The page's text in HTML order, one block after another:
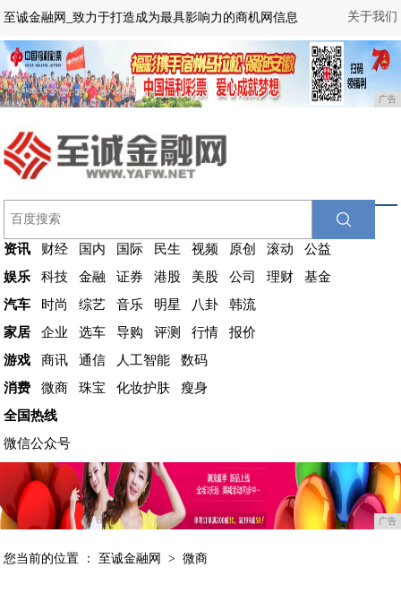
关于我们
至诚金融网_致力于打造成为最具影响力的商机网信息
广告
资讯 财经 国内 国际 民生 视频 原创 滚动
公益
娱乐
科技 金融 证券 港股 美股 公司 理财
基金
汽车
时尚 综艺 音乐 明星 八卦
韩流
家居
企业 选车 导购 评测 行情
报价
游戏
商讯 通信 人工智能
数码
消费
微商 珠宝 化妆护肤
瘦身
全国热线
微信公众号
广告
您当前的位置 ： 至诚金融网 >微商